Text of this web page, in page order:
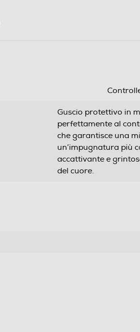
Guscio protettivo in
perfettamente al
che garantisce una
un’impugnatura più
accattivante e
del cuore.